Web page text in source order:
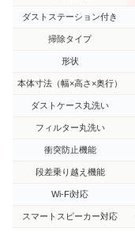
ダストステーション付き
掃除タイプ
形状
本体寸法（幅×高さ×奥行）
ダストケース丸洗い
フィルター丸洗い
衝突防止機能
段差乗り越え機能
Wi-Fi対応
スマートスピーカー対応